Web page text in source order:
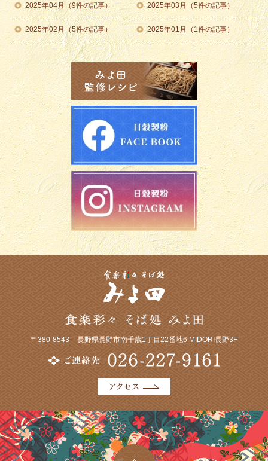
2025年04月（9件の記事） 2025年03月（5件の記事）
2025年02月（5件の記事） 2025年01月（1件の記事）
〒380-8543 長野県長野市南千歳1丁目22番地6 MIDORI長野3F